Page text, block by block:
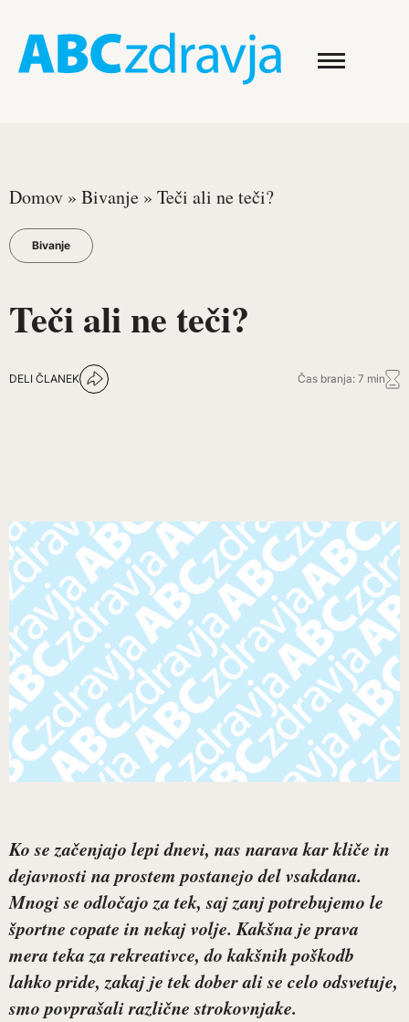
Domov » Bivanje » Teči ali ne teči?
Bivanje
Teči ali ne teči?
DELI ČLANEK Čas branja: 7 min
Ko se začenjajo lepi dnevi, nas narava kar kliče in
dejavnosti na prostem postanejo del vsakdana.
Mnogi se odločajo za tek, saj zanj potrebujemo le
športne copate in nekaj volje. Kakšna je prava
mera teka za rekreativce, do kakšnih poškodb
lahko pride, zakaj je tek dober ali se celo odsvetuje,
smo povprašali različne strokovnjake.